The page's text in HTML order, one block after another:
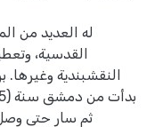
له العديد من
القدسية،
النقشبندية
ثم سار حتى